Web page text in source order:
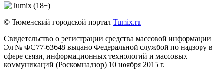
© Тюменский городской портал Tumix.ru
Свидетельство о регистрации средства массовой информации
Эл № ФС77-63648 выдано Федеральной службой по надзору в
сфере связи, информационных технологий и массовых
коммуникаций (Роскомнадзор) 10 ноября 2015 г.